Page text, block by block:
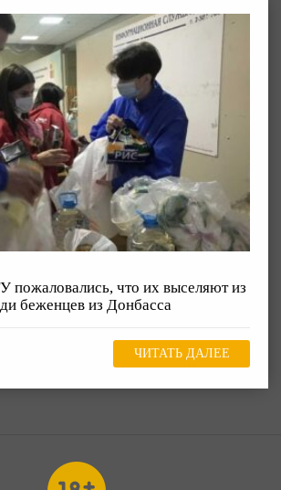
пожаловались, что их выселяют из
беженцев из Донбасса
ЧИТАТЬ ДАЛЕЕ